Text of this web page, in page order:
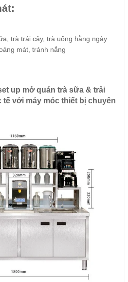
trà trái cây, trà uống hằng ngày
mát, tránh nắng
up mở quán trà sữa & trải
với máy móc thiết bị chuyên